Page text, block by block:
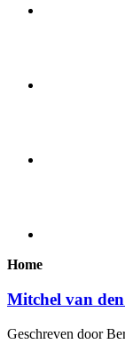
Home
Mitchel van
Geschreven door